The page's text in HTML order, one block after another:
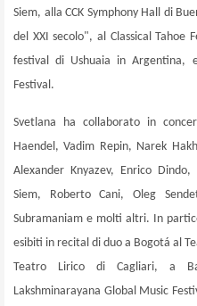
Siem, alla CCK Symphony Hall di
del XXI secolo", al Classical Tahoe
festival di Ushuaia in Argentina,
Festival.
Svetlana ha collaborato in
Haendel, Vadim Repin, Narek
Alexander Knyazev, Enrico
Siem, Roberto Cani, Oleg
Subramaniam e molti altri. In
esibiti in recital di duo a Bogotá al
Teatro Lirico di Cagliari, a
Lakshminarayana Global Music